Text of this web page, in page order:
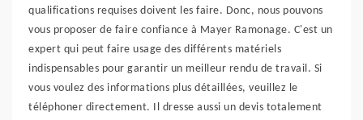
qualifications requises doivent les faire. Donc, nous pouvons
vous proposer de faire confiance à Mayer Ramonage. C'est un
expert qui peut faire usage des différents matériels
indispensables pour garantir un meilleur rendu de travail. Si
vous voulez des informations plus détaillées, veuillez le
téléphoner directement. Il dresse aussi un devis totalement